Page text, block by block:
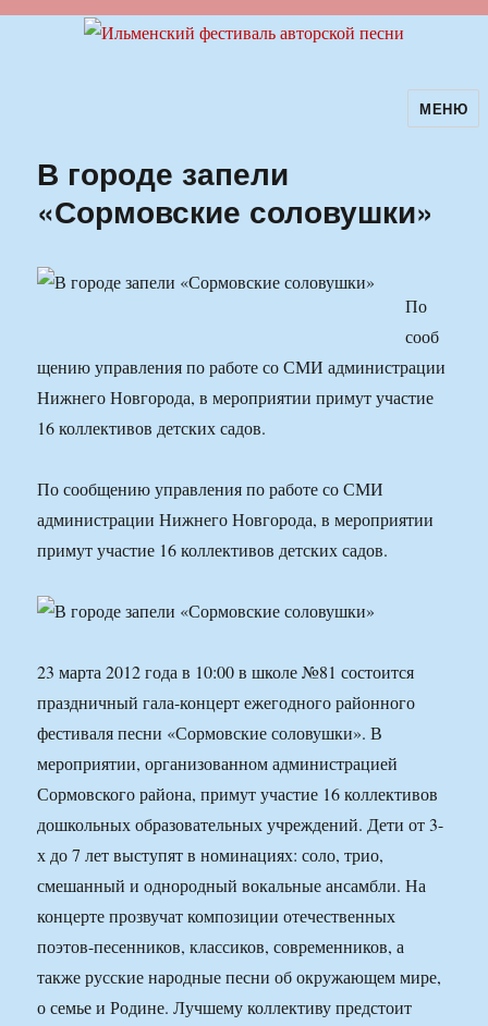
Ильменский фестиваль авторскойМЕНЮ
В городе запели
«Сормовские соловушки»
По
сооб
щению управления по работе со СМИ администрации
Нижнего Новгорода, в мероприятии примут участие
16 коллективов детских садов.
По сообщению управления по работе со СМИ
администрации Нижнего Новгорода, в мероприятии
примут участие 16 коллективов детских садов.
23 марта 2012 года в 10:00 в школе №81 состоится
праздничный гала-концерт ежегодного районного
фестиваля песни «Сормовские соловушки». В
мероприятии, организованном администрацией
Сормовского района, примут участие 16 коллективов
дошкольных образовательных учреждений. Дети от 3-
х до 7 лет выступят в номинациях: соло, трио,
смешанный и однородный вокальные ансамбли. На
концерте прозвучат композиции отечественных
поэтов-песенников, классиков, современников, а
также русские народные песни об окружающем мире,
о семье и Родине. Лучшему коллективу предстоит